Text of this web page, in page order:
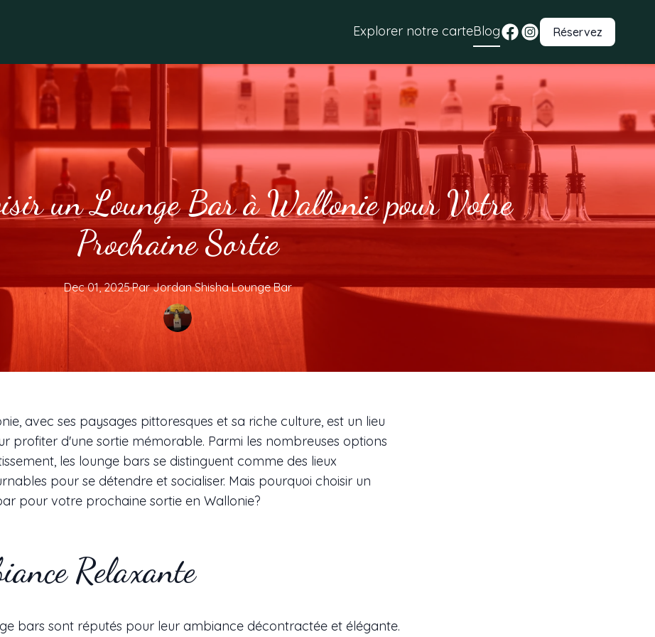
Explorer notre carteBlog Réservez
un Lounge Bar à Wallonie pour Votre
Prochaine Sortie
Dec 01, 2025·Par Jordan Shisha Lounge Bar
avec ses paysages pittoresques et sa riche culture, est un lieu
profiter d'une sortie mémorable. Parmi les nombreuses options
les lounge bars se distinguent comme des lieux
pour se détendre et socialiser. Mais pourquoi choisir un
pour votre prochaine sortie en Wallonie?
Relaxante
bars sont réputés pour leur ambiance décontractée et élégante.